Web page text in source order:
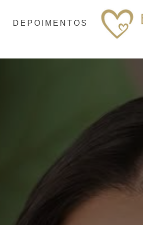
DEPOIMENTOS